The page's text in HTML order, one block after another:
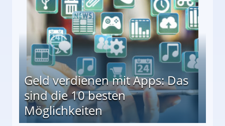
Geld verdienen mit Apps: Das
sind die 10 besten
Möglichkeiten